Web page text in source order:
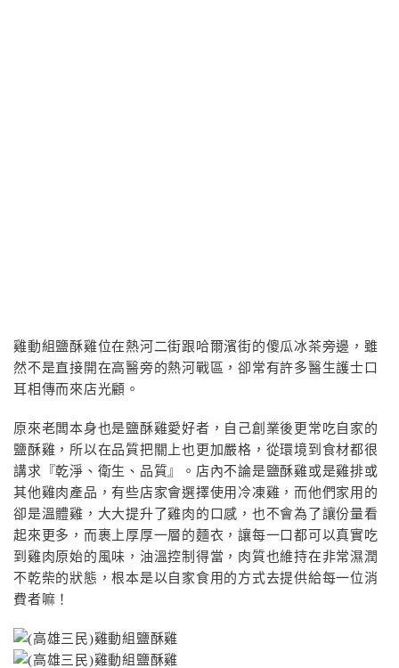
雞動組鹽酥雞位在熱河二街跟哈爾濱街的傻瓜冰茶旁邊，雖
然不是直接開在高醫旁的熱河戰區，卻常有許多醫生護士口
耳相傳而來店光顧。
原來老闆本身也是鹽酥雞愛好者，自己創業後更常吃自家的
鹽酥雞，所以在品質把關上也更加嚴格，從環境到食材都很
講求『乾淨、衛生、品質』。店內不論是鹽酥雞或是雞排或
其他雞肉產品，有些店家會選擇使用冷凍雞，而他們家用的
卻是溫體雞，大大提升了雞肉的口感，也不會為了讓份量看
起來更多，而裹上厚厚一層的麵衣，讓每一口都可以真實吃
到雞肉原始的風味，油溫控制得當，肉質也維持在非常濕潤
不乾柴的狀態，根本是以自家食用的方式去提供給每一位消
費者嘛！